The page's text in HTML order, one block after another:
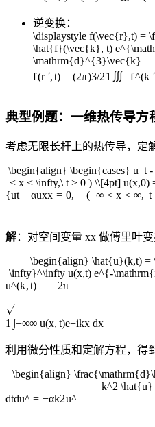
逆变换：
\displaystyle f(\vec{r},t)
\hat{f}(\vec{k}, t)
\mathrm{d}^{3}\vec{k}
f(r ,t) = (2π)3/21 ∭ f^(k
典型例题：一维热传导方
考虑无限长杆上的热传导，定
\begin{align} \begin{cases} u_t
< x < \infty,\ t > 0 ) \\[4pt] u(x,0)
{ut − αuxx = 0, (−∞ < x < ∞, t
解：对空间变量 xx 做傅里叶
\begin{align} \hat{u}(k,t)
\infty}^\infty u(x,t) e^{-
u^(k,t) = 2π
1 ∫−∞∞ u(x, t)e−ikx dx
利用微分性质和定解方程，得
\begin{align}
k^2 \hat{u}
dtdu^ = −αk2u^